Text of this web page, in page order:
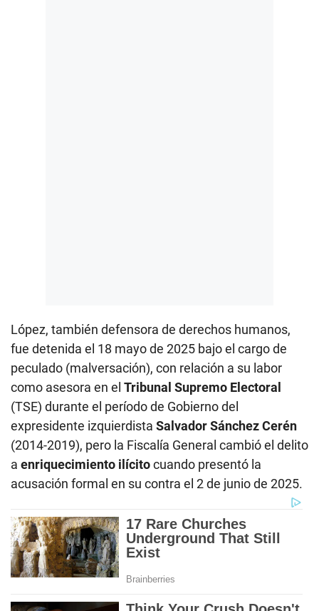
López, también defensora de derechos humanos,
fue detenida el 18 mayo de 2025 bajo el cargo de
peculado (malversación), con relación a su labor
como asesora en el Tribunal Supremo Electoral
(TSE) durante el período de Gobierno del
expresidente izquierdista Salvador Sánchez Cerén
(2014-2019), pero la Fiscalía General cambió el delito
a enriquecimiento ilícitocuando presentó la
acusación formal en su contra el 2 de junio de 2025.